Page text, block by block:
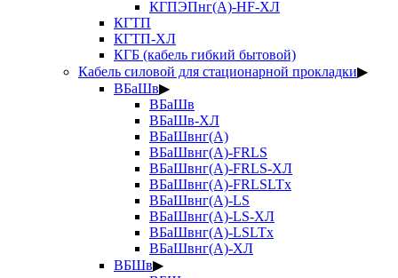
КГПЭПнг(А)-HF-ХЛ
КГТП
КГТП-ХЛ
КГБ (кабель гибкий бытовой)
Кабель силовой для стационарной прокладки▶
ВБаШв▶
ВБаШв
ВБаШв-ХЛ
ВБаШвнг(А)
ВБаШвнг(А)-FRLS
ВБаШвнг(А)-FRLS-ХЛ
ВБаШвнг(А)-FRLSLTx
ВБаШвнг(А)-LS
ВБаШвнг(А)-LS-ХЛ
ВБаШвнг(А)-LSLTx
ВБаШвнг(А)-ХЛ
ВБШв▶